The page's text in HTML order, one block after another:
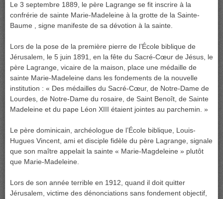
Le 3 septembre 1889, le père Lagrange se fit inscrire à la
confrérie de sainte Marie-Madeleine à la grotte de la Sainte-
Baume , signe manifeste de sa dévotion à la sainte.
Lors de la pose de la première pierre de l’École biblique de
Jérusalem, le 5 juin 1891, en la fête du Sacré-Cœur de Jésus, le
père Lagrange, vicaire de la maison, place une médaille de
sainte Marie-Madeleine dans les fondements de la nouvelle
institution : « Des médailles du Sacré-Cœur, de Notre-Dame de
Lourdes, de Notre-Dame du rosaire, de Saint Benoît, de Sainte
Madeleine et du pape Léon XIII étaient jointes au parchemin. »
Le père dominicain, archéologue de l’École biblique, Louis-
Hugues Vincent, ami et disciple fidèle du père Lagrange, signale
que son maître appelait la sainte « Marie-Magdeleine » plutôt
que Marie-Madeleine.
Lors de son année terrible en 1912, quand il doit quitter
Jérusalem, victime des dénonciations sans fondement objectif,